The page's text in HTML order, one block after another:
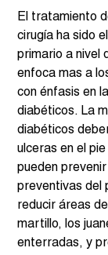
El tratamiento
cirugía ha sido
primario a nivel
enfoca mas a
con énfasis en
diabéticos. La
diabéticos
ulceras en el
pueden
preventivas del
reducir áreas
martillo, los
enterradas, y